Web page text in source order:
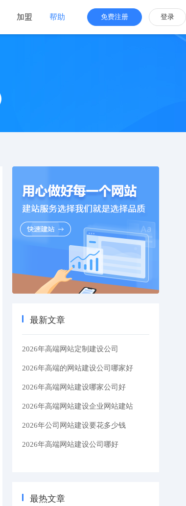
免费注册 登录
加盟 帮助
最新文章
2026年高端网站定制建设公司
2026年高端的网站建设公司哪家好
2026年高端网站建设哪家公司好
2026年高端网站建设企业网站建站
2026年公司网站建设要花多少钱
2026年高端网站建设公司哪好
最热文章